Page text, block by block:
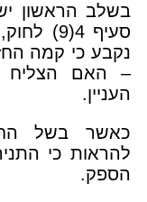
בשלב הראשון
סעיף
נקבע כי קמה
– האם הצליח
העניין.
כאשר בשל
להראות כי
הספק.